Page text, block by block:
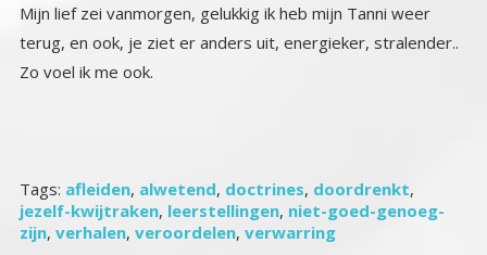
Mijn lief zei vanmorgen, gelukkig ik heb mijn Tanni weer
terug, en ook, je ziet er anders uit, energieker, stralender..
Zo voel ik me ook.
Tags: afleiden, alwetend, doctrines, doordrenkt,
jezelf-kwijtraken, leerstellingen, niet-goed-genoeg-
zijn, verhalen, veroordelen, verwarring